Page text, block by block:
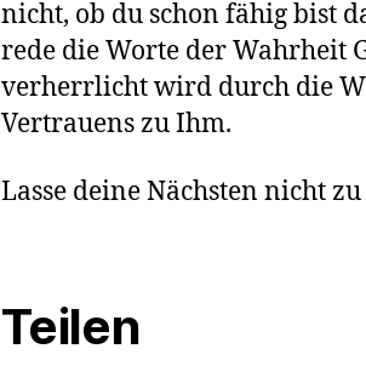
nicht, ob du schon fähig bist
rede die Worte der Wahrheit
verherrlicht wird durch die
Vertrauens zu Ihm.
Lasse deine Nächsten nicht
Teilen